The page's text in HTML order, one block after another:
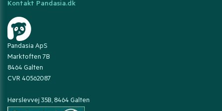
Kontakt Pandasia.dk
Pandasia ApS
Marktoften 7B
8464 Galten
CVR 40562087
Hørslevvej 35B, 8464 Galten